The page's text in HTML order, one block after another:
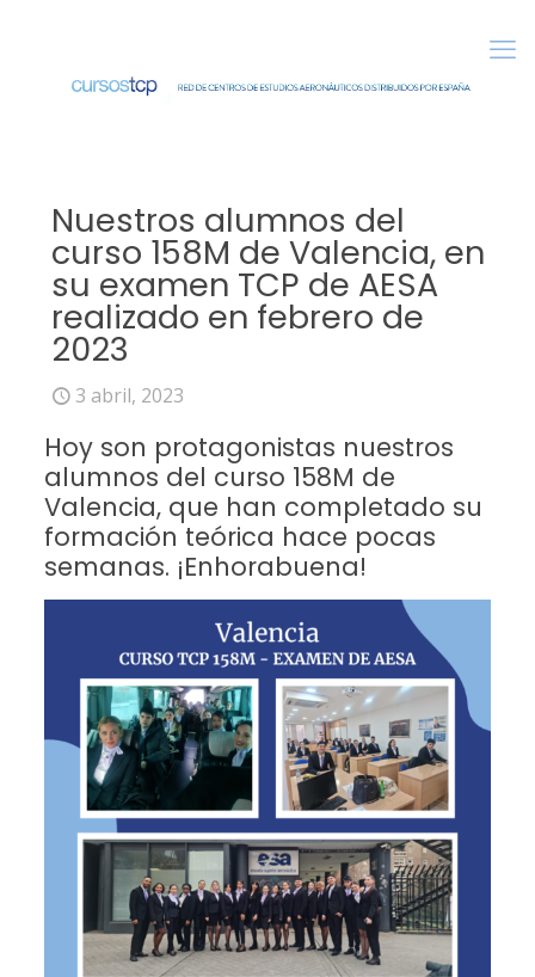
Nuestros alumnos del
curso 158M de Valencia, en
su examen TCP de AESA
realizado en febrero de
2023
3 abril, 2023
Hoy son protagonistas nuestros
alumnos del curso 158M de
Valencia, que han completado su
formación teórica hace pocas
semanas. ¡Enhorabuena!